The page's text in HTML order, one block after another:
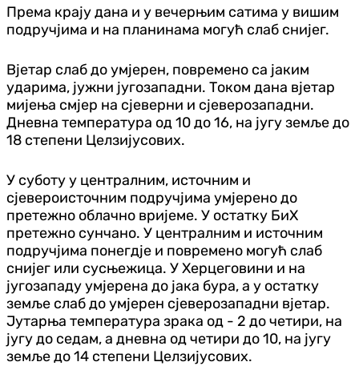
Према крају дана и у вечерњим сатима у вишим
подручјима и на планинама могућ слаб снијег.
Вјетар слаб до умјерен, повремено са јаким
ударима, јужни југозападни. Током дана вјетар
мијења смјер на сјеверни и сјеверозападни.
Дневна температура од 10 до 16, на југу земље до
18 степени Целзијусових.
У суботу у централним, источним и
сјевероисточним подручјима умјерено до
претежно облачно вријеме. У остатку БиХ
претежно сунчано. У централним и источним
подручјима понегдје и повремено могућ слаб
снијег или сусњежица. У Херцеговини и на
југозападу умјерена до јака бура, а у остатку
земље слаб до умјерен сјеверозападни вјетар.
Јутарња температура зрака од - 2 до четири, на
југу до седам, а дневна од четири до 10, на југу
земље до 14 степени Целзијусових.